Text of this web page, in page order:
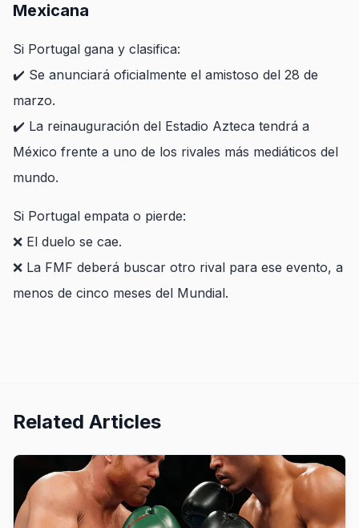
Mexicana
Si Portugal gana y clasifica:
✔️ Se anunciará oficialmente el amistoso del 28 de
marzo.
✔️ La reinauguración del Estadio Azteca tendrá a
México frente a uno de los rivales más mediáticos del
mundo.
Si Portugal empata o pierde:
❌ El duelo se cae.
❌ La FMF deberá buscar otro rival para ese evento, a
menos de cinco meses del Mundial.
Related Articles